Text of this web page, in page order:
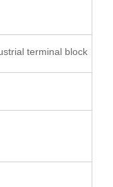
terminal block